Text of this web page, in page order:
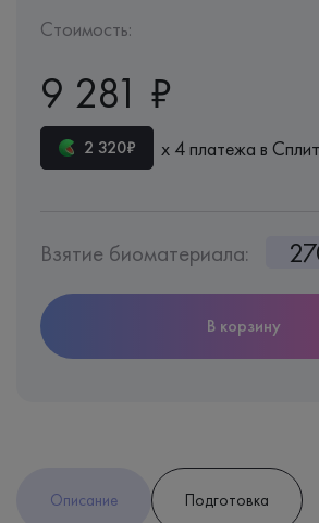
Стоимость:
9 281 ₽
2 320₽ х 4 платежа в Сплит
Взятие биоматериала:
В корзину
Описание Подготовка